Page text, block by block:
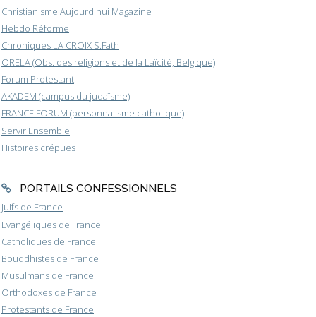
Christianisme Aujourd'hui Magazine
Hebdo Réforme
Chroniques LA CROIX S.Fath
ORELA (Obs. des religions et de la Laïcité, Belgique)
Forum Protestant
AKADEM (campus du judaïsme)
FRANCE FORUM (personnalisme catholique)
Servir Ensemble
Histoires crépues
PORTAILS CONFESSIONNELS
Juifs de France
Evangéliques de France
Catholiques de France
Bouddhistes de France
Musulmans de France
Orthodoxes de France
Protestants de France